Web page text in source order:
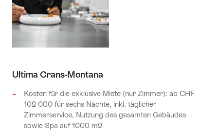
Ultima Crans-Montana
Kosten für die exklusive Miete (nur Zimmer): ab CHF
102 000 für sechs Nächte, inkl. täglicher
Zimmerservice, Nutzung des gesamten Gebäudes
sowie Spa auf 1000 m2